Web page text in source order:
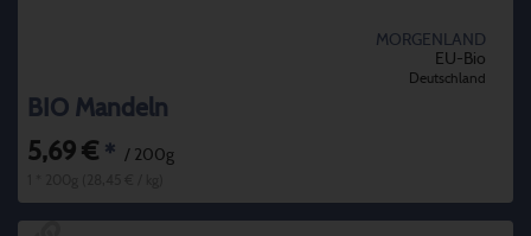
MORGENLAND
EU-Bio
Deutschland
BIO Mandeln
5,69 € * / 200g